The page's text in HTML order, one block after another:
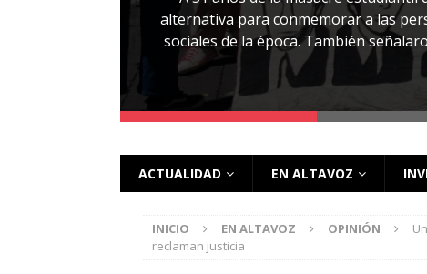
alternativa para conmemorar a las
sociales de la época. También
ACTUALIDAD EN ALTAVOZ
INICIO EN ALTAVOZ OPINIÓN
reclaman justicia